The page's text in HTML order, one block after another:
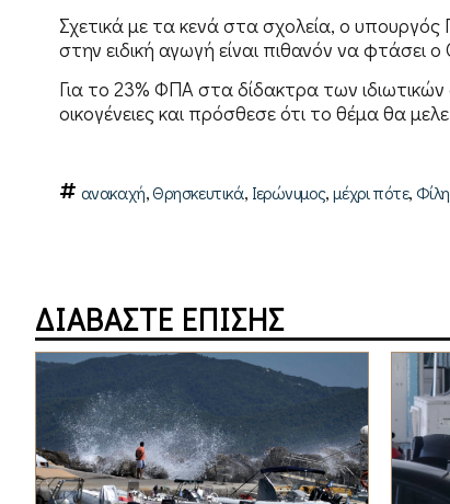
Σχετικά με τα κενά στα σχολεία, ο υπουργός
στην ειδική αγωγή είναι πιθανόν να
Για το 23% ΦΠΑ στα δίδακτρα των
οικογένειες και πρόσθεσε ότι το θέμα θα
ανακαχή,Θρησκευτικά, Ιερώνυμος,μέχρι πότε,
ΔΙΑΒΑΣΤΕ ΕΠΙΣΗΣ